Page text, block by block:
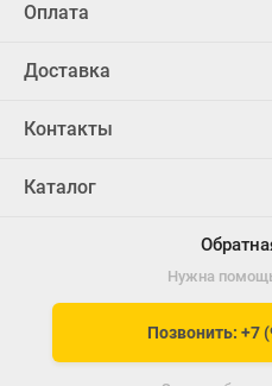
Оплата
Доставка
Контакты
Каталог
Нужна
Позвонить: +7